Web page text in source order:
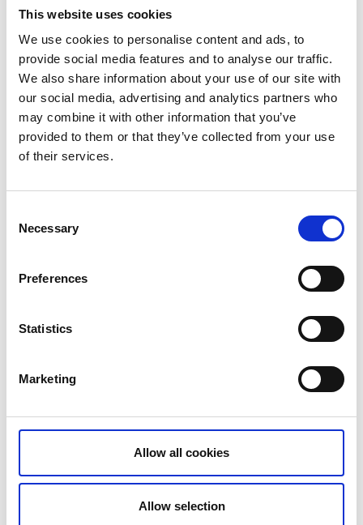
This website uses cookies
We use cookies to personalise content and ads, to
provide social media features and to analyse our traffic.
We also share information about your use of our site with
our social media, advertising and analytics partners who
may combine it with other information that you’ve
provided to them or that they’ve collected from your use
of their services.
Selection
Necessary
Preferences
Statistics
Marketing
Allow all cookies
Allow selection
Cykelturen passerar också den imponerande Oscar
Fredriks kyrka – Göteborgs mest spektakulära gotiska
kyrka – innan ni når Andra Långgatan, stadens
pulserande hipsterkvarter fyllt av liv och kreativ
energi.